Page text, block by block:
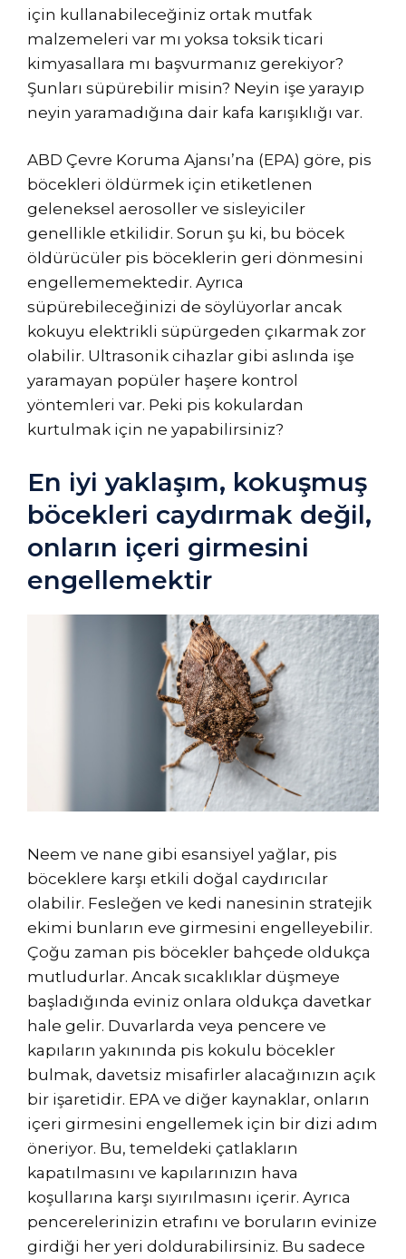
için kullanabileceğiniz ortak mutfak
malzemeleri var mı yoksa toksik ticari
kimyasallara mı başvurmanız gerekiyor?
Şunları süpürebilir misin? Neyin işe yarayıp
neyin yaramadığına dair kafa karışıklığı var.
ABD Çevre Koruma Ajansı’na (EPA) göre, pis
böcekleri öldürmek için etiketlenen
geleneksel aerosoller ve sisleyiciler
genellikle etkilidir. Sorun şu ki, bu böcek
öldürücüler pis böceklerin geri dönmesini
engellememektedir. Ayrıca
süpürebileceğinizi de söylüyorlar ancak
kokuyu elektrikli süpürgeden çıkarmak zor
olabilir. Ultrasonik cihazlar gibi aslında işe
yaramayan popüler haşere kontrol
yöntemleri var. Peki pis kokulardan
kurtulmak için ne yapabilirsiniz?
En iyi yaklaşım, kokuşmuş
böcekleri caydırmak değil,
onların içeri girmesini
engellemektir
Neem ve nane gibi esansiyel yağlar, pis
böceklere karşı etkili doğal caydırıcılar
olabilir. Fesleğen ve kedi nanesinin stratejik
ekimi bunların eve girmesini engelleyebilir.
Çoğu zaman pis böcekler bahçede oldukça
mutludurlar. Ancak sıcaklıklar düşmeye
başladığında eviniz onlara oldukça davetkar
hale gelir. Duvarlarda veya pencere ve
kapıların yakınında pis kokulu böcekler
bulmak, davetsiz misafirler alacağınızın açık
bir işaretidir. EPA ve diğer kaynaklar, onların
içeri girmesini engellemek için bir dizi adım
öneriyor. Bu, temeldeki çatlakların
kapatılmasını ve kapılarınızın hava
koşullarına karşı sıyırılmasını içerir. Ayrıca
pencerelerinizin etrafını ve boruların evinize
girdiği her yeri doldurabilirsiniz. Bu sadece